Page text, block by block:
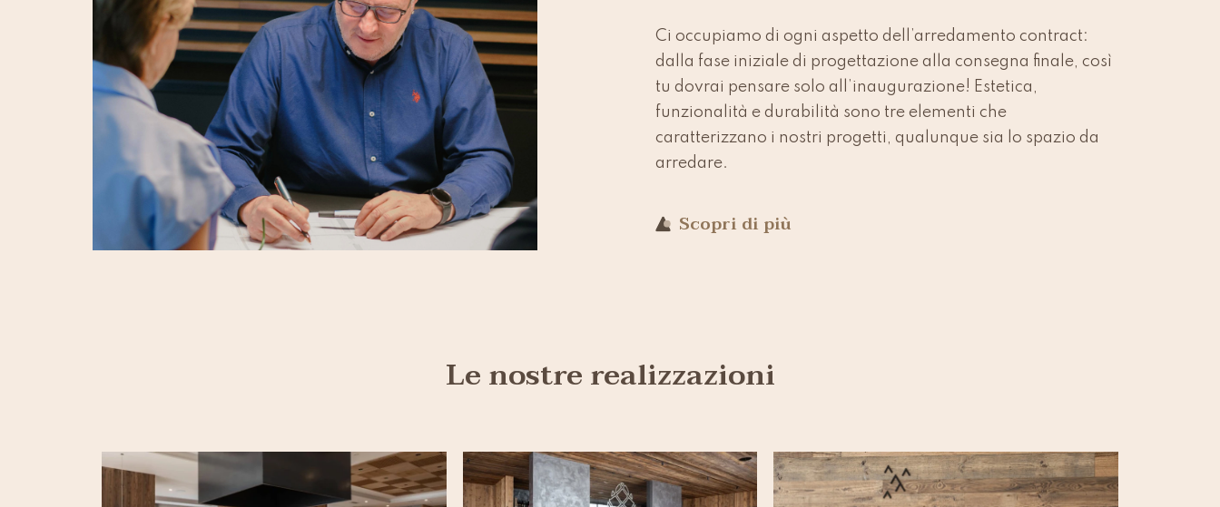
Ci occupiamo di ogni aspetto dell’arredamento contract:
dalla fase iniziale di progettazione alla consegna finale, così
tu dovrai pensare solo all’inaugurazione! Estetica,
funzionalità e durabilità sono tre elementi che
caratterizzano i nostri progetti, qualunque sia lo spazio da
arredare.
Scopri di più
Le nostre realizzazioni